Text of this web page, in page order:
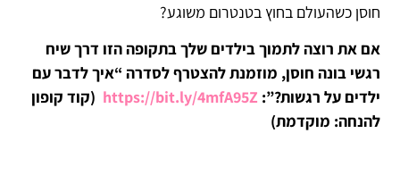
חוסן כשהעולם בחוץ בטנטרום משוגע?
אם את רוצה לתמוך בילדים שלך בתקופה הזו דרך שיח
רגשי בונה חוסן, מוזמנת להצטרף לסדרה “איך לדבר עם
ילדים על רגשות?”: https://bit.ly/4mfA95Z (קוד קופון
להנחה: מוקדמת)